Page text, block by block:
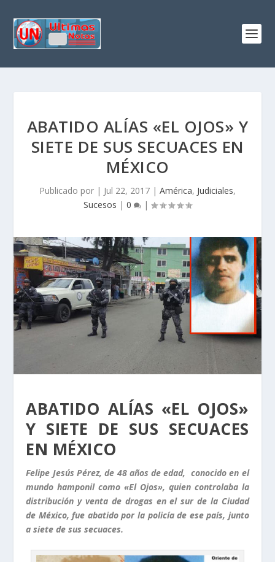
ABATIDO ALÍAS «EL OJOS» Y
SIETE DE SUS SECUACES EN
MÉXICO
Publicado por | Jul 22, 2017 | América, Judiciales,
Sucesos | 0 |
ABATIDO ALÍAS «EL OJOS»
Y SIETE DE SUS SECUACES
EN MÉXICO
Felipe Jesús Pérez, de 48 años de edad, conocido en el
mundo hamponil como «El Ojos», quien controlaba la
distribución y venta de drogas en el sur de la Ciudad
de México, fue abatido por la policía de ese país, junto
a siete de sus secuaces.